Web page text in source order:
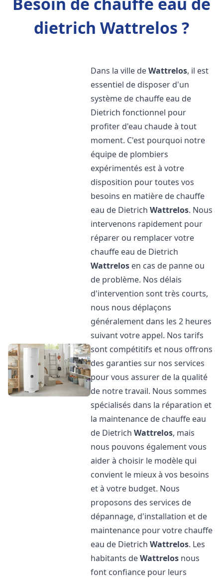
dietrich Wattrelos ?
Dans la ville deWattrelos, il est
essentiel de disposer d'un
système de chauffe eau de
Dietrich fonctionnel pour
profiter d'eau chaude à tout
moment. C'est pourquoi notre
équipe de plombiers
expérimentés est à votre
disposition pour toutes vos
besoins en matière de chauffe
eau de DietrichWattrelos. Nous
intervenons rapidement pour
réparer ou remplacer votre
chauffe eau de Dietrich
Wattrelos en cas de panne ou
de problème. Nos délais
d'intervention sont très courts,
nous nous déplaçons
généralement dans les 2 heures
suivant votre appel. Nos tarifs
sont compétitifs et nous offrons
des garanties sur nos services
pour vous assurer de la qualité
de notre travail. Nous sommes
spécialisés dans la réparation et
la maintenance de chauffe eau
de DietrichWattrelos, mais
nous pouvons également vous
aider à choisir le modèle qui
convient le mieux à vos besoins
et à votre budget. Nous
proposons des services de
dépannage, d'installation et de
maintenance pour votre chauffe
eau de DietrichWattrelos. Les
habitants deWattrelos nous
font confiance pour leurs